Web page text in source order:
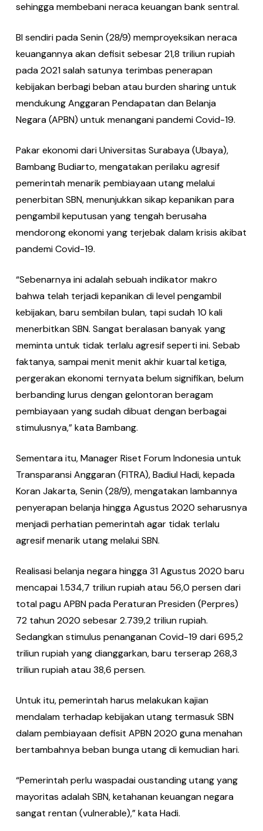
sehingga mem­bebani neraca keuangan bank sentral.
BI sendiri pada Senin (28/9) mem­proyeksikan neraca
keuangannya akan defisit sebesar 21,8 triliun rupiah
pada 2021 salah satunya terimbas penerapan
kebijakan berbagi beban atau burden sharing untuk
mendukung Anggaran Pendapatan dan Belanja
Negara (APBN) untuk menangani pandemi Covid-19.
Pakar ekonomi dari Universitas Sura­baya (Ubaya),
Bambang Budiarto, me­ngatakan perilaku agresif
pemerintah menarik pembiayaan utang melalui
penerbitan SBN, menunjukkan sikap kepanikan para
pengambil keputusan yang tengah berusaha
mendorong eko­nomi yang terjebak dalam krisis akibat
pandemi Covid-19.
“Sebenarnya ini adalah sebuah in­dikator makro
bahwa telah terjadi ke­panikan di level pengambil
kebijakan, baru sembilan bulan, tapi sudah 10 kali
menerbitkan SBN. Sangat beralasan ba­nyak yang
meminta untuk tidak terlalu agresif seperti ini. Sebab
faktanya, sam­pai menit menit akhir kuartal ketiga,
pergerakan ekonomi ternyata belum signifikan, belum
berbanding lurus de­ngan gelontoran beragam
pembiaya­an yang sudah dibuat dengan berbagai
stimulusnya,” kata Bambang.
Sementara itu, Manager Riset Forum Indonesia untuk
Transparansi Ang­garan (FITRA), Badiul Hadi, kepada
Ko­ran Jakarta, Senin (28/9), mengatakan lambannya
penyerapan belanja hingga Agustus 2020 seharusnya
menjadi per­hatian pemerintah agar tidak terlalu
agresif menarik utang melalui SBN.
Realisasi belanja negara hingga 31 Agustus 2020 baru
mencapai 1.534,7 triliun rupiah atau 56,0 persen dari
to­tal pagu APBN pada Peraturan Presiden (Perpres)
72 tahun 2020 sebesar 2.739,2 triliun rupiah.
Sedangkan stimulus pe­nanganan Covid-19 dari 695,2
triliun rupiah yang dianggarkan, baru terserap 268,3
triliun rupiah atau 38,6 persen.
Untuk itu, pemerintah harus melaku­kan kajian
mendalam terhadap kebijak­an utang termasuk SBN
dalam pembia­yaan defisit APBN 2020 guna menahan
bertambahnya beban bunga utang di kemudian hari.
“Pemerintah perlu waspadai oust­anding utang yang
mayoritas adalah SBN, ketahanan keuangan negara
sa­ngat rentan (vulnerable),” kata Hadi.